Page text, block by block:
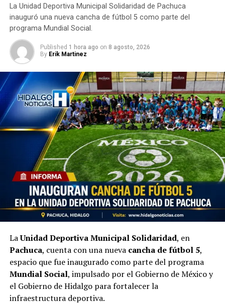
La Unidad Deportiva Municipal Solidaridad de Pachuca
inauguró una nueva cancha de fútbol 5 como parte del
programa Mundial Social.
Published 1 hora ago on 8 agosto, 2026
By Erik Martinez
LaUnidad Deportiva Municipal Solidaridad, en
Pachuca, cuenta con una nueva cancha de fútbol 5,
espacio que fue inaugurado como parte del programa
Mundial Social, impulsado por el Gobierno de México y
el Gobierno de Hidalgo para fortalecer la
infraestructura deportiva.